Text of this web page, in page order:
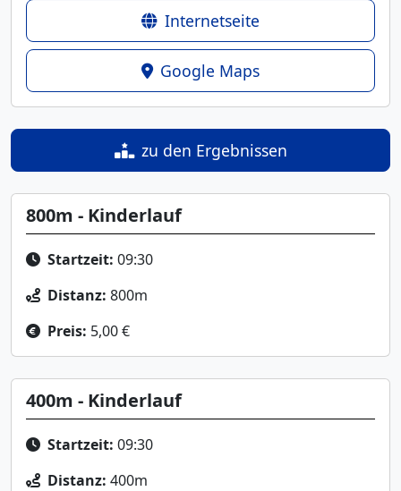
zu den Ergebnissen
800m - Kinderlauf
Startzeit: 09:30
Distanz: 800m
Preis: 5,00 €
400m - Kinderlauf
Startzeit: 09:30
Distanz: 400m
Internetseite
Google Maps